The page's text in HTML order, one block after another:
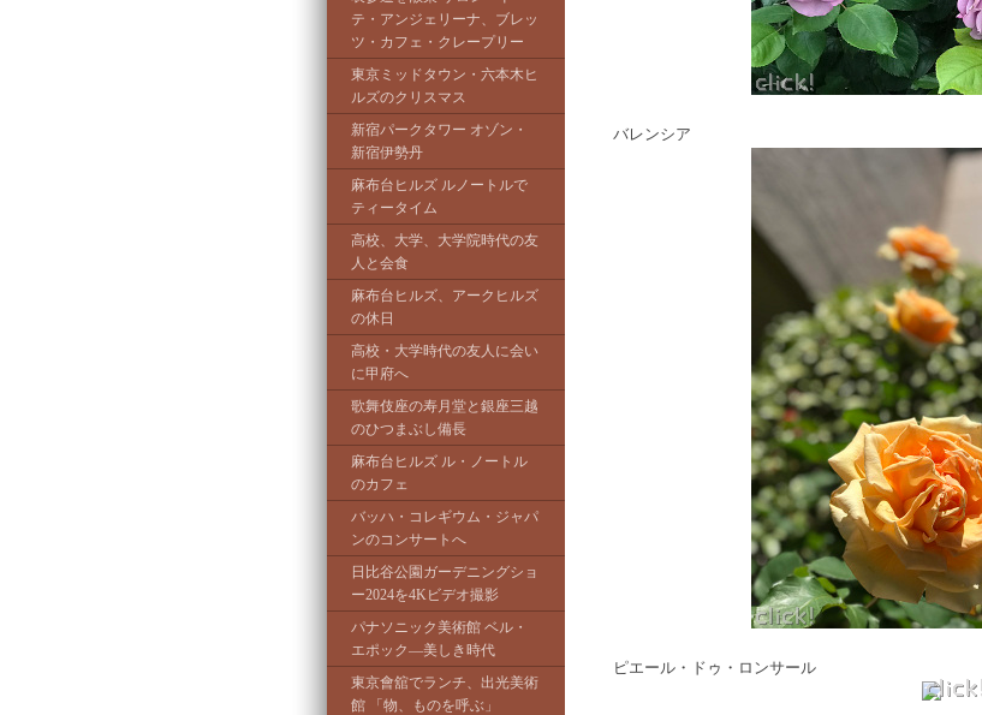
テ・アンジェリーナ、ブレッ
ツ・カフェ・クレープリー
東京ミッドタウン・六本木ヒ
ルズのクリスマス
新宿パークタワー オゾン・
新宿伊勢丹
麻布台ヒルズ ルノートルで
ティータイム
高校、大学、大学院時代の友
人と会食
麻布台ヒルズ、アークヒルズ
の休日
高校・大学時代の友人に会い
に甲府へ
歌舞伎座の寿月堂と銀座三越
のひつまぶし備長
麻布台ヒルズ ル・ノートル
のカフェ
バッハ・コレギウム・ジャパ
ンのコンサートへ
日比谷公園ガーデニングショ
ー2024を4Kビデオ撮影
パナソニック美術館 ベル・
エポック―美しき時代
東京會舘でランチ、出光美術
館 「物、ものを呼ぶ」
バレンシア
ピエール・ドゥ・ロンサール